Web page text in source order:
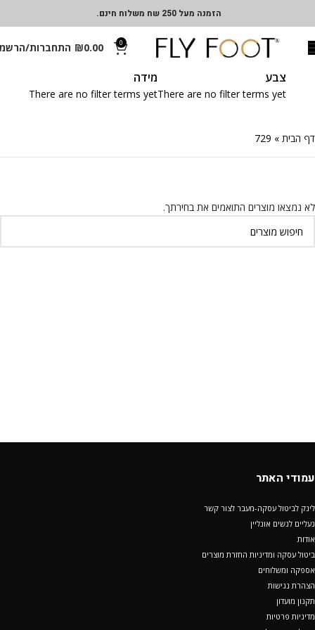
הזמנה מעל 250 שח משלוח חינם.
0
₪0.00 התחברות/
צבע
There are no filter terms yet
מידה
There are no filter terms yet
דף הבית »
729
לא נמצאו מוצרים התואמים את בחירתך.
עמודי האתר
לינק לביטול עסקה-מעבר לצור קשר
נעליים לנשים אונליין
אודות
ביטול עסקה ומדיניות החזרת מוצרים
אספקה ומשלוחים
הצהרת נגישות
תקנון מועדון
מדיניות פרטיות